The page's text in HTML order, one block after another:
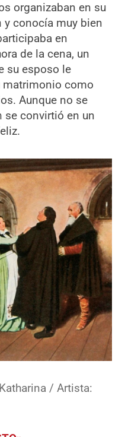
organizaban en su
y conocía muy bien
en
de la cena, un
su esposo le
matrimonio como
Aunque no se
se convirtió en un
/ Artista: